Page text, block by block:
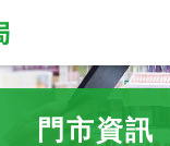
門市資訊